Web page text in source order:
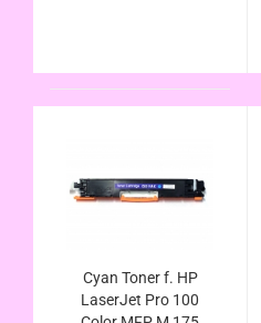
Cyan Toner f. HP
LaserJet Pro 100